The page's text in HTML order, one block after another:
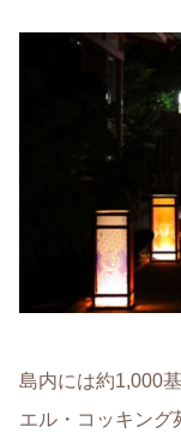
島内には約1,000
エル・コッキング